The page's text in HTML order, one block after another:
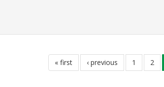
first
page
« first
previous
page
‹ previous page
1 page
2